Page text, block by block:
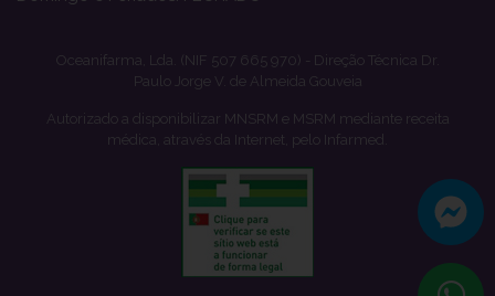
Oceanifarma, Lda. (NIF 507 665 970) - Direção Técnica Dr.
Paulo Jorge V. de Almeida Gouveia
Autorizado a disponibilizar MNSRM e MSRM mediante receita
médica, através da Internet, pelo Infarmed.